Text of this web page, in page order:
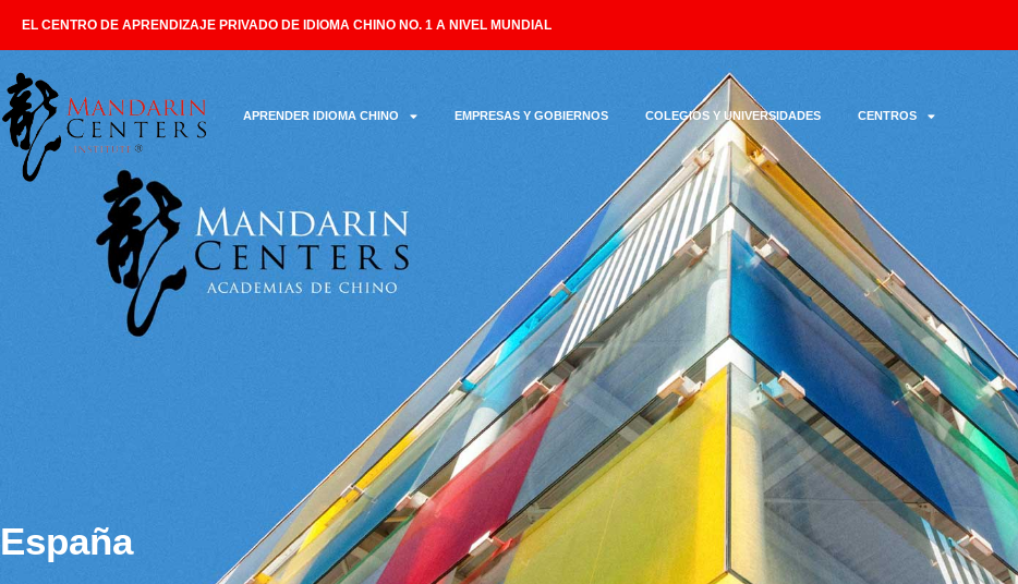
EL CENTRO DE APRENDIZAJE PRIVADO DE IDIOMA CHINO NO. 1 A NIVEL MUNDIAL
APRENDER IDIOMA CHINO EMPRESAS Y GOBIERNOS COLEGIOS Y UNIVERSIDADES CENTROS
España